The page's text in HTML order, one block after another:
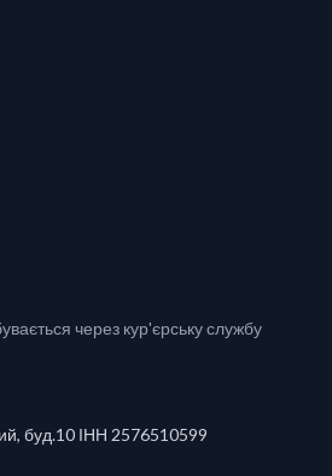
через кур'єрську службу
буд.10 ІНН 2576510599